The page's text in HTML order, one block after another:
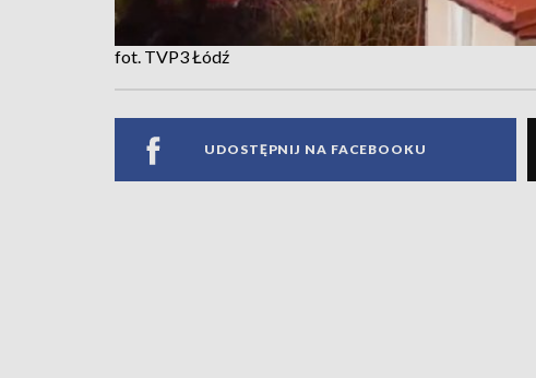
fot. TVP3 Łódź
UDOSTĘPNIJ NA FACEBOOKU